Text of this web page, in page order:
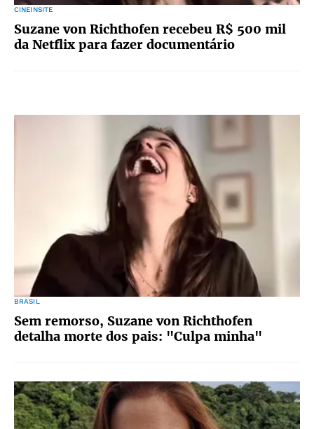
CINEINSITE
Suzane von Richthofen recebeu R$ 500 mil
da Netflix para fazer documentário
BRASIL
Sem remorso, Suzane von Richthofen
detalha morte dos pais: "Culpa minha"